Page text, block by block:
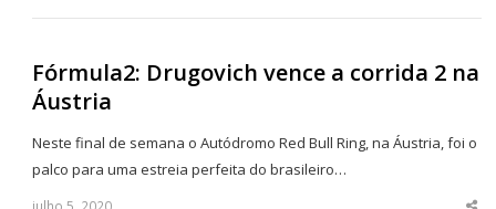
Fórmula2: Drugovich vence a corrida 2 na
Áustria
Neste final de semana o Autódromo Red Bull Ring, na Áustria, foi o
palco para uma estreia perfeita do brasileiro…